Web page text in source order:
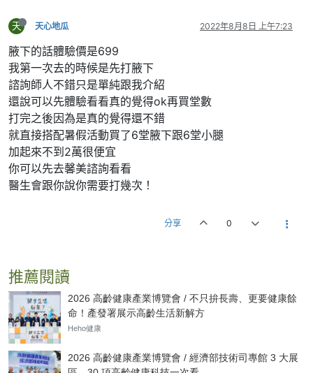
天 天心地瓜 2022年8月8日 上午7:23
腋下的話體驗價是699
我第一次去的時候是先打腋下
諮詢師人不錯只是單純跟我介紹
還說可以先體驗看看真的覺得ok再買堂數
打完之後因為是真的覺得還不錯
就直接搭配暑假活動買了6堂腋下跟6堂小腿
加起來不到2萬很便宜
你可以先去馨美諮詢看看
醫生會跟你說你需要打幾次！
分享 0
推薦閱讀